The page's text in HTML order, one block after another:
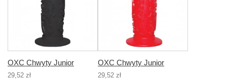
OXC Chwyty Junior
29,52 zł
OXC Chwyty Junior
29,52 zł